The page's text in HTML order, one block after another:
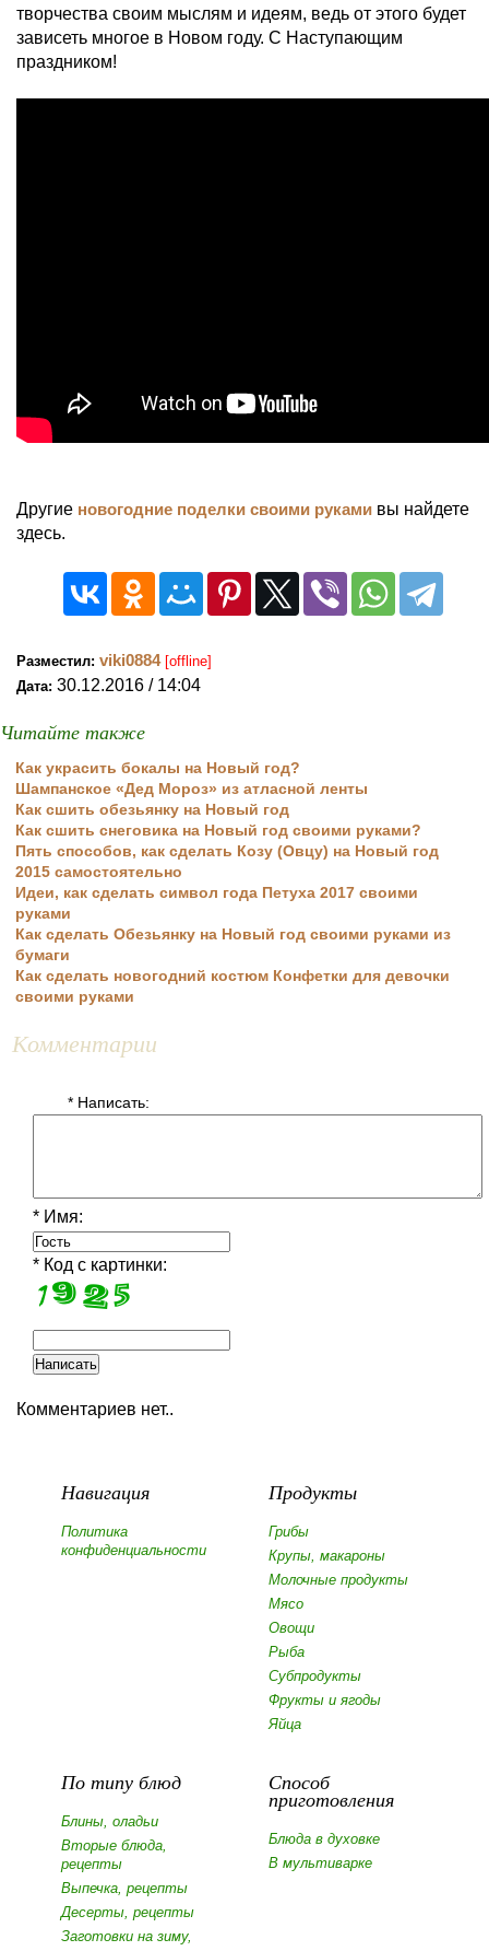
творчества своим мыслям и идеям, ведь от этого будет
зависеть многое в Новом году. С Наступающим
праздником!
Другие новогодние поделки своими руками вы найдете
здесь.
Разместил: viki0884 [offline]
Дата: 30.12.2016 / 14:04
Читайте также
Как украсить бокалы на Новый год?
Шампанское «Дед Мороз» из атласной ленты
Как сшить обезьянку на Новый год
Как сшить снеговика на Новый год своими руками?
Пять способов, как сделать Козу (Овцу) на Новый год
2015 самостоятельно
Идеи, как сделать символ года Петуха 2017 своими
руками
Как сделать Обезьянку на Новый год своими руками из
бумаги
Как сделать новогодний костюм Конфетки для девочки
своими руками
Комментарии
* Написать:
* Имя:
* Код с картинки:
Комментариев нет..
Навигация
Политика
конфиденциальности
Продукты
Грибы
Крупы, макароны
Молочные продукты
Мясо
Овощи
Рыба
Субпродукты
Фрукты и ягоды
Яйца
По типу блюд
Блины, оладьи
Вторые блюда,
рецепты
Выпечка, рецепты
Десерты, рецепты
Заготовки на зиму,
Способ
приготовления
Блюда в духовке
В мультиварке